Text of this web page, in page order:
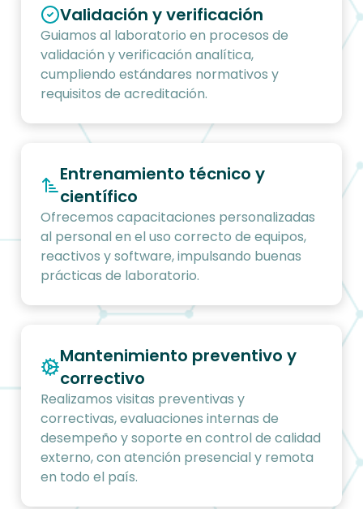
Validación y verificación
Guiamos al laboratorio en procesos de
validación y verificación analítica,
cumpliendo estándares normativos y
requisitos de acreditación.
Entrenamiento técnico y
científico
Ofrecemos capacitaciones personalizadas
al personal en el uso correcto de equipos,
reactivos y software, impulsando buenas
prácticas de laboratorio.
Mantenimiento preventivo y
correctivo
Realizamos visitas preventivas y
correctivas, evaluaciones internas de
desempeño y soporte en control de calidad
externo, con atención presencial y remota
en todo el país.